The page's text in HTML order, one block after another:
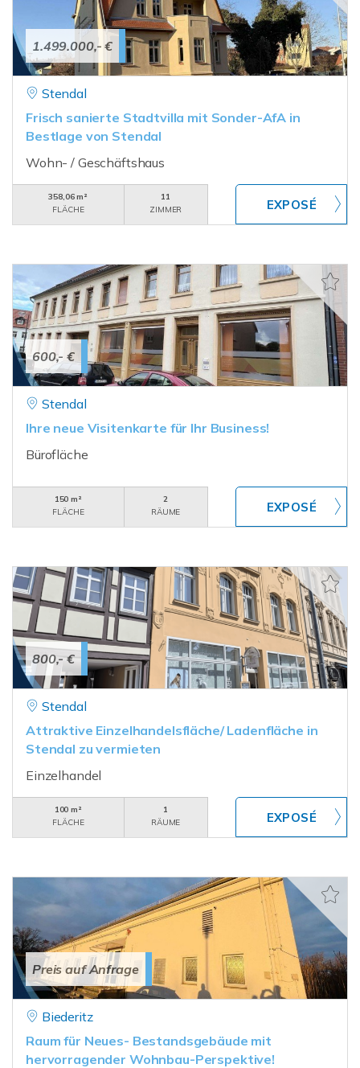
1.499.000,- €
Stendal
Frisch sanierte Stadtvilla mit Sonder-AfA in
Bestlage von Stendal
Wohn- / Geschäftshaus
358,06 m²
FLÄCHE
11
ZIMMER
600,- €
Stendal
Ihre neue Visitenkarte für Ihr Business!
Bürofläche
150 m²
FLÄCHE
2
RÄUME
800,- €
Stendal
Attraktive Einzelhandelsfläche/ Ladenfläche in
Stendal zu vermieten
Einzelhandel
100 m²
FLÄCHE
1
RÄUME
Preis auf Anfrage
Biederitz
Raum für Neues- Bestandsgebäude mit
hervorragender Wohnbau-Perspektive!